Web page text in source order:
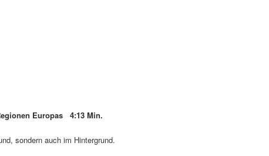
Europas 4:13 Min.
sondern auch im Hintergrund.